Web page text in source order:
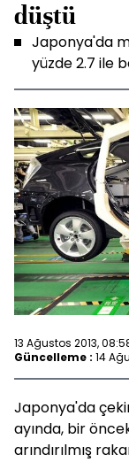
düştü
Japonya'da
yüzde 2.7 ile
13 Ağustos 2013,
Güncelleme : 14
Japonya'da
ayında, bir
arındırılmış